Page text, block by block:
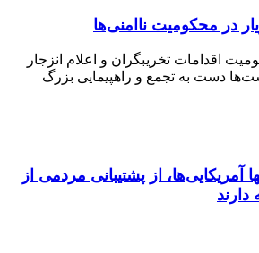
در محکومیت ناامنی‌ها
اقدامات تخریبگران و اعلام انزجار
دست به تجمع و راهپیمایی بزرگ
از پشتیبانی مردمی از
دارند